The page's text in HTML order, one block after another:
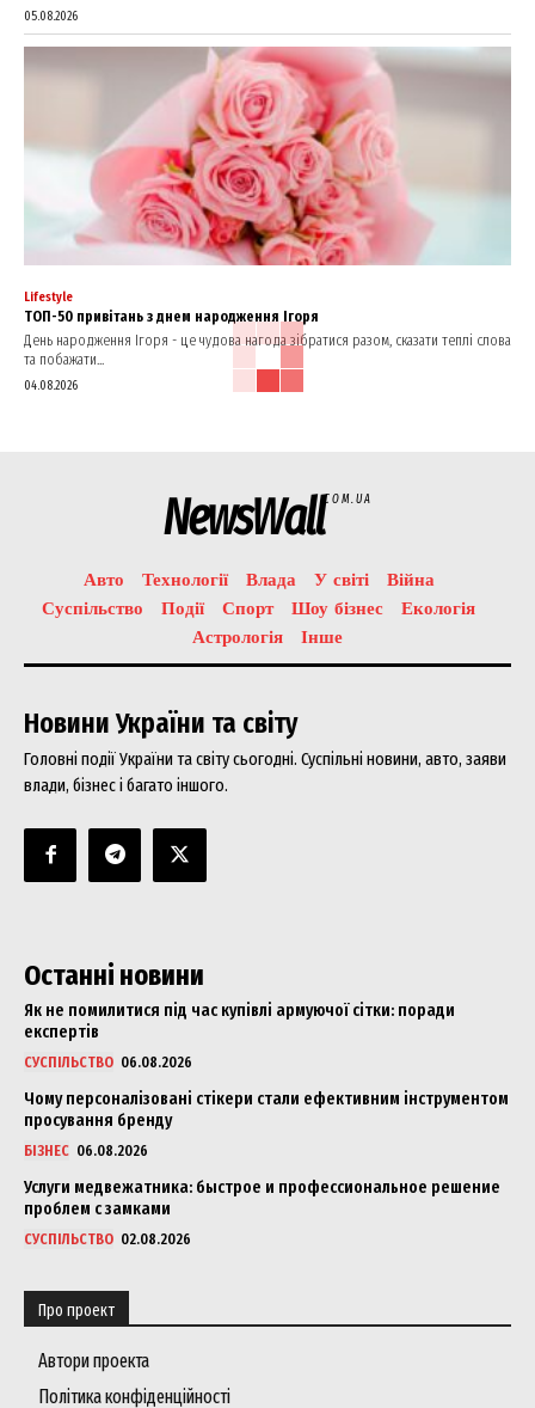
05.08.2026
Lifestyle
ТОП-50 привітань з днем народження Ігоря
День народження Ігоря - це чудова нагода зібратися разом, сказати теплі слова
та побажати...
04.08.2026
NewsWallCOM.UA
Авто Технології Влада У світі
Війна
Суспільство
Події Спорт Шоу бізнес
Екологія
Астрологія
Інше
Новини України та світу
Головні події України та світу сьогодні. Суспільні новини, авто, заяви
влади, бізнес і багато іншого.
Останні новини
Як не помилитися під час купівлі армуючої сітки: поради
експертів
СУСПІЛЬСТВО 06.08.2026
Чому персоналізовані стікери стали ефективним інструментом
просування бренду
БІЗНЕС 06.08.2026
Услуги медвежатника: быстрое и профессиональное решение
проблем с замками
СУСПІЛЬСТВО 02.08.2026
Про проект
Автори проекта
Політика конфіденційності